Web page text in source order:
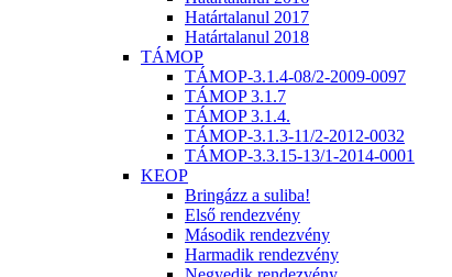
Határtalanul 2017
Határtalanul 2018
TÁMOP
TÁMOP-3.1.4-08/2-2009-0097
TÁMOP 3.1.7
TÁMOP 3.1.4.
TÁMOP-3.1.3-11/2-2012-0032
TÁMOP-3.3.15-13/1-2014-0001
KEOP
Bringázz a suliba!
Első rendezvény
Második rendezvény
Harmadik rendezvény